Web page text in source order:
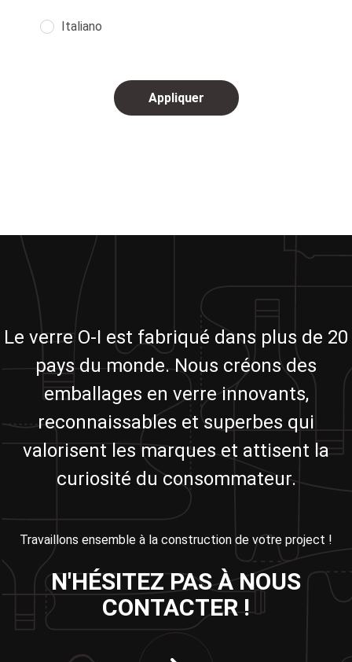
Italiano
Le verre O-I est fabriqué dans plus de 20
pays du monde. Nous créons des
emballages en verre innovants,
reconnaissables et superbes qui
valorisent les marques et attisent la
curiosité du consommateur.
Travaillons ensemble à la construction de votre project !
N'HÉSITEZ PAS À NOUS
CONTACTER !